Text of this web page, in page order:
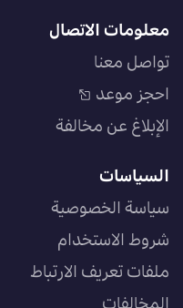
معلومات الاتصال
تواصل معنا
احجز موعد
الإبلاغ عن مخالفة
السياسات
سياسة الخصوصية
شروط الاستخدام
ملفات تعريف الارتباط